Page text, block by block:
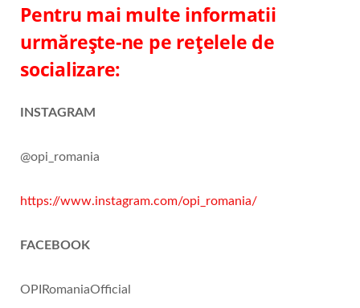
Pentru mai multe informatii
urmărește-ne pe rețelele de
socializare:
INSTAGRAM
@opi_romania
https://www.instagram.com/opi_romania/
FACEBOOK
OPIRomaniaOfficial